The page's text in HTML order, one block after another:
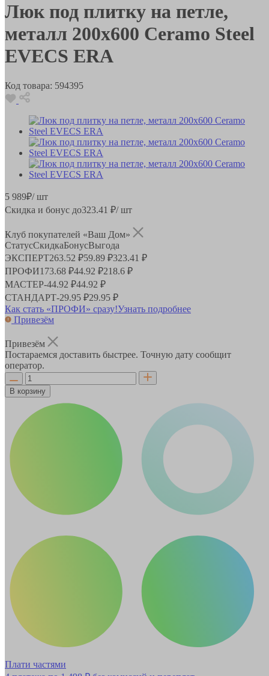
Люк под плитку на петле,
металл 200х600 Ceramo Steel
EVECS ERA
Код товара: 594395
5 989₽/ шт
Скидка и бонус до323.41 ₽/ шт
Клуб покупателей «Ваш Дом»
СтатусСкидкаБонусВыгода
ЭКСПЕРТ263.52 ₽59.89 ₽323.41 ₽
ПРОФИ173.68 ₽44.92 ₽218.6 ₽
МАСТЕР-44.92 ₽44.92 ₽
СТАНДАРТ-29.95 ₽29.95 ₽
Как стать «ПРОФИ» сразу!Узнать подробнее
Привезём
Привезём
Постараемся доставить быстрее. Точную дату сообщит
оператор.
В корзину
Плати частями